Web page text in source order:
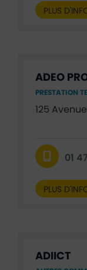
PLUS
ADEO
PRESTATION
125
01
PLUS
ADIICT